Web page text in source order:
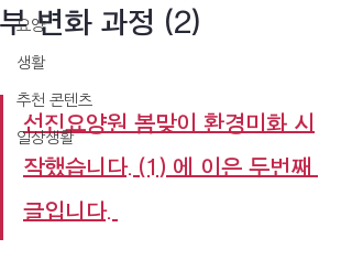
요양
생활
추천 콘텐츠
일상생활
부 변화 과정 (2)
선진요양원 봄맞이 환경미화 시
작했습니다. (1) 에 이은 두번째
글입니다.